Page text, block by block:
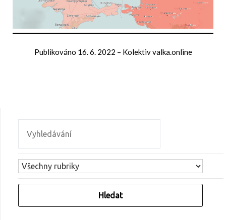
Publikováno 16. 6. 2022 – Kolektiv valka.online